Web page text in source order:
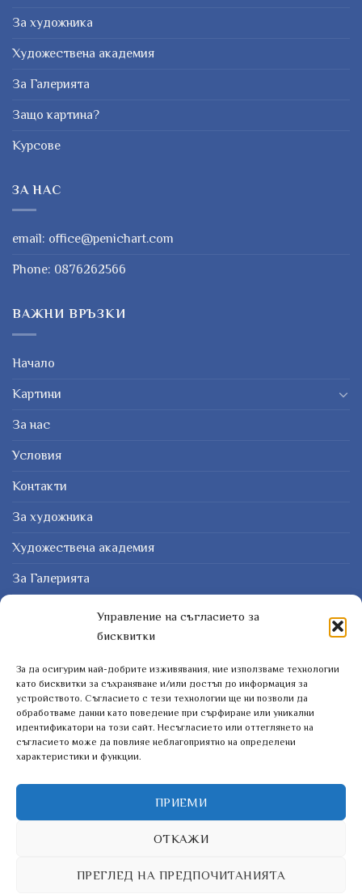
Управление на съгласието за
бисквитки
За да осигурим най-добрите изживявания, ние използваме технологии
като бисквитки за съхраняване и/или достъп до информация за
устройството. Съгласието с тези технологии ще ни позволи да
обработваме данни като поведение при сърфиране или уникални
идентификатори на този сайт. Несъгласието или оттеглянето на
съгласието може да повлияе неблагоприятно на определени
характеристики и функции.
ПРИЕМИ
ОТКАЖИ
ПРЕГЛЕД НА ПРЕДПОЧИТАНИЯТА
За художника
Художествена академия
За Галерията
Защо картина?
Курсове
ЗА НАС
email: office@penichart.com
Phone: 0876262566
ВАЖНИ ВРЪЗКИ
Начало
Картини
За нас
Условия
Контакти
За художника
Художествена академия
За Галерията
Защо картина?
ЗАПИШЕТЕ СЕ ЗА НАШИЯТ БЮЛЕТИН